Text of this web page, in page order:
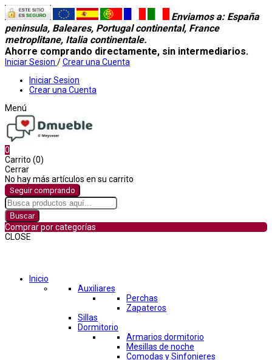
Enviamos a: España
peninsula, Baleares, Portugal continental, France
metroplitane, Italia continentale.
Ahorre comprando directamente, sin intermediarios.
Iniciar Sesion /Crear una Cuenta
Iniciar Sesion
Crear una Cuenta
Menú
0
Carrito (0)
Cerrar
No hay más artículos en su carrito
Seguir comprando
Buscar
Comprar por categorías
CLOSE
Inicio
Auxiliares
Perchas
Zapateros
Sillas
Dormitorio
Armarios dormitorio
Mesillas de noche
Comodas y Sinfonieres